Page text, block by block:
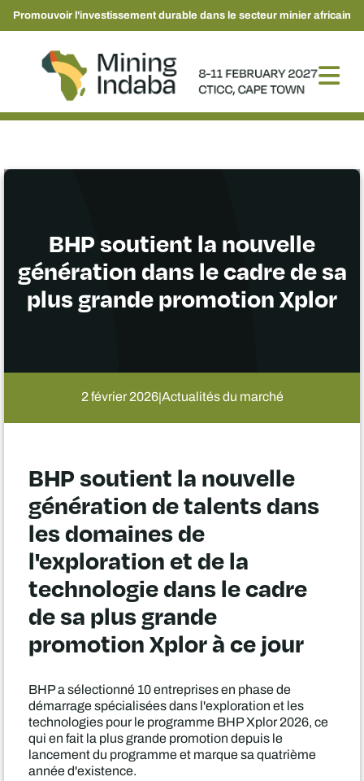
Promouvoir l'investissement durable dans le secteur minier africain
BHP soutient la nouvelle
génération dans le cadre de sa
plus grande promotion Xplor
2 février 2026|Actualités du marché
BHP soutient la nouvelle
génération de talents dans
les domaines de
l'exploration et de la
technologie dans le cadre
de sa plus grande
promotion Xplor à ce jour
BHP a sélectionné 10 entreprises en phase de
démarrage spécialisées dans l'exploration et les
technologies pour le programme BHP Xplor 2026, ce
qui en fait la plus grande promotion depuis le
lancement du programme et marque sa quatrième
année d'existence.